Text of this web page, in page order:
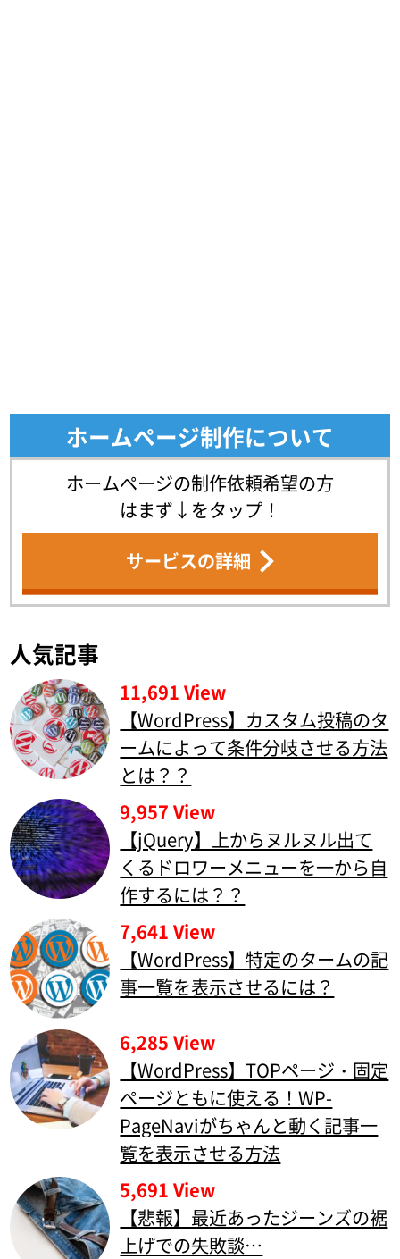
ホームページ制作について
ホームページの制作依頼希望の方
はまず↓をタップ！
サービスの詳細
人気記事
11,691 View
【WordPress】カスタム投稿のタ
ームによって条件分岐させる方法
とは？？
9,957 View
【jQuery】上からヌルヌル出て
くるドロワーメニューを一から自
作するには？？
7,641 View
【WordPress】特定のタームの記
事一覧を表示させるには？
6,285 View
【WordPress】TOPページ・固定
ページともに使える！WP-
PageNaviがちゃんと動く記事一
覧を表示させる方法
5,691 View
【悲報】最近あったジーンズの裾
上げでの失敗談…